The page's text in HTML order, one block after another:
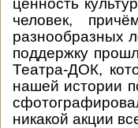
ценность
человек,
разнообразных
поддержку
Театра-ДОК,
нашей истории
никакой акции